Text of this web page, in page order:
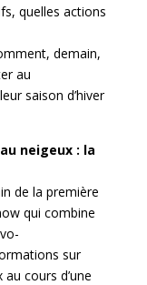
quelles actions
demain,
au
saison d’hiver
neigeux : la
de la première
qui combine
sur
cours d’une